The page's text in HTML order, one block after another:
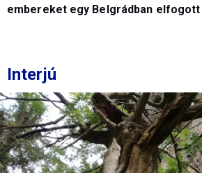
embereket egy Belgrádban elfogott
Interjú